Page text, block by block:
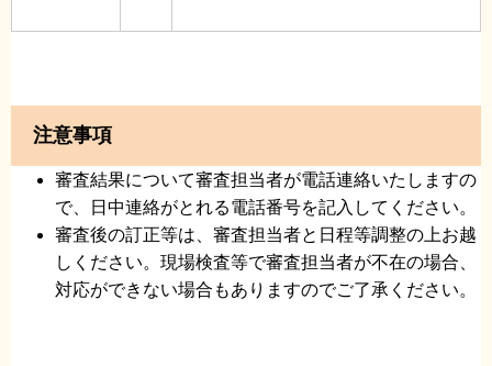
注意事項
審査結果について審査担当者が電話連絡いたしますの
で、日中連絡がとれる電話番号を記入してください。
審査後の訂正等は、審査担当者と日程等調整の上お越
しください。現場検査等で審査担当者が不在の場合、
対応ができない場合もありますのでご了承ください。